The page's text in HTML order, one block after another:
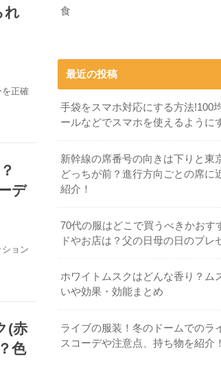
れ
を正確
デ
ョン
(赤
色
食
最近の投稿
手袋をスマホ対応にする方法!100
ールなどでスマホを使えるように
新幹線の席番号の向きは下りと東
どっちが前？進行方向ごとの席に
紹介！
70代の服はどこで買うべきかおす
ドやお店は？父の日母の日のプレ
ホワイトムスクはどんな香り？ム
いや効果・効能まとめ
ライブの服装！冬のドームでのラ
スコーデや注意点、持ち物を紹介！